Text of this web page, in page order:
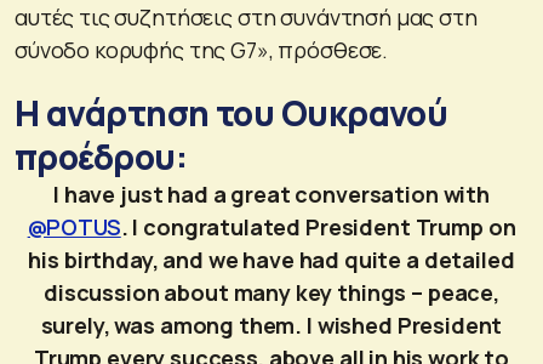
αυτές τις συζητήσεις στη συνάντησή μας στη
σύνοδο κορυφής της G7», πρόσθεσε.
Η ανάρτηση του Ουκρανού
προέδρου:
I have just had a great conversation with
@POTUS. I congratulated President Trump on
his birthday, and we have had quite a detailed
discussion about many key things – peace,
surely, was among them. I wished President
Trump every success, above all in his work to